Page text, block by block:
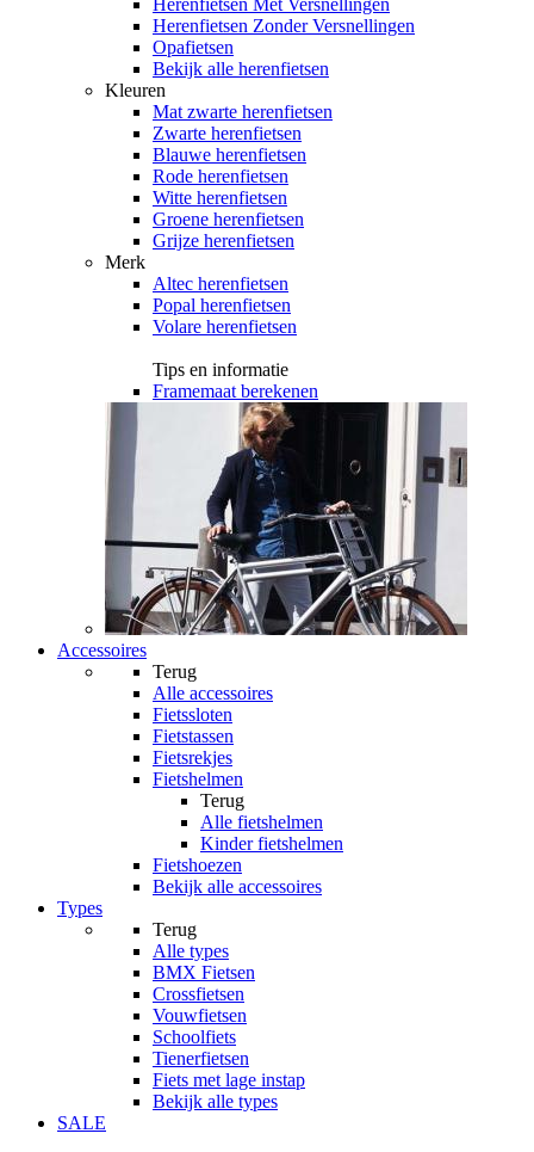
Herenfietsen Met Versnellingen
Herenfietsen Zonder Versnellingen
Opafietsen
Bekijk alle herenfietsen
Kleuren
Mat zwarte herenfietsen
Zwarte herenfietsen
Blauwe herenfietsen
Rode herenfietsen
Witte herenfietsen
Groene herenfietsen
Grijze herenfietsen
Merk
Altec herenfietsen
Popal herenfietsen
Volare herenfietsen
Tips en informatie
Framemaat berekenen
Accessoires
Terug
Alle accessoires
Fietssloten
Fietstassen
Fietsrekjes
Fietshelmen
Terug
Alle fietshelmen
Kinder fietshelmen
Fietshoezen
Bekijk alle accessoires
Types
Terug
Alle types
BMX Fietsen
Crossfietsen
Vouwfietsen
Schoolfiets
Tienerfietsen
Fiets met lage instap
Bekijk alle types
SALE